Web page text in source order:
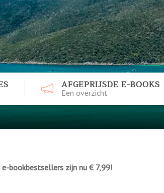
AFGEPRIJSDE E-BOOKS
Een overzicht
bookbestsellers zijn nu € 7,99!